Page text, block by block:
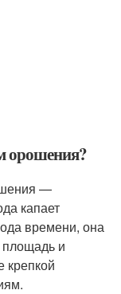
орошения?
—
капает
времени, она
и
крепкой